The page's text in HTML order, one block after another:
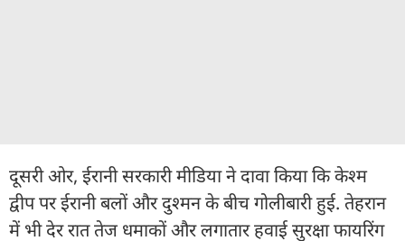
दूसरी ओर, ईरानी सरकारी मीडिया ने दावा किया कि केश्म
द्वीप पर ईरानी बलों और दुश्मन के बीच गोलीबारी हुई. तेहरान
में भी देर रात तेज धमाकों और लगातार हवाई सुरक्षा फायरिंग